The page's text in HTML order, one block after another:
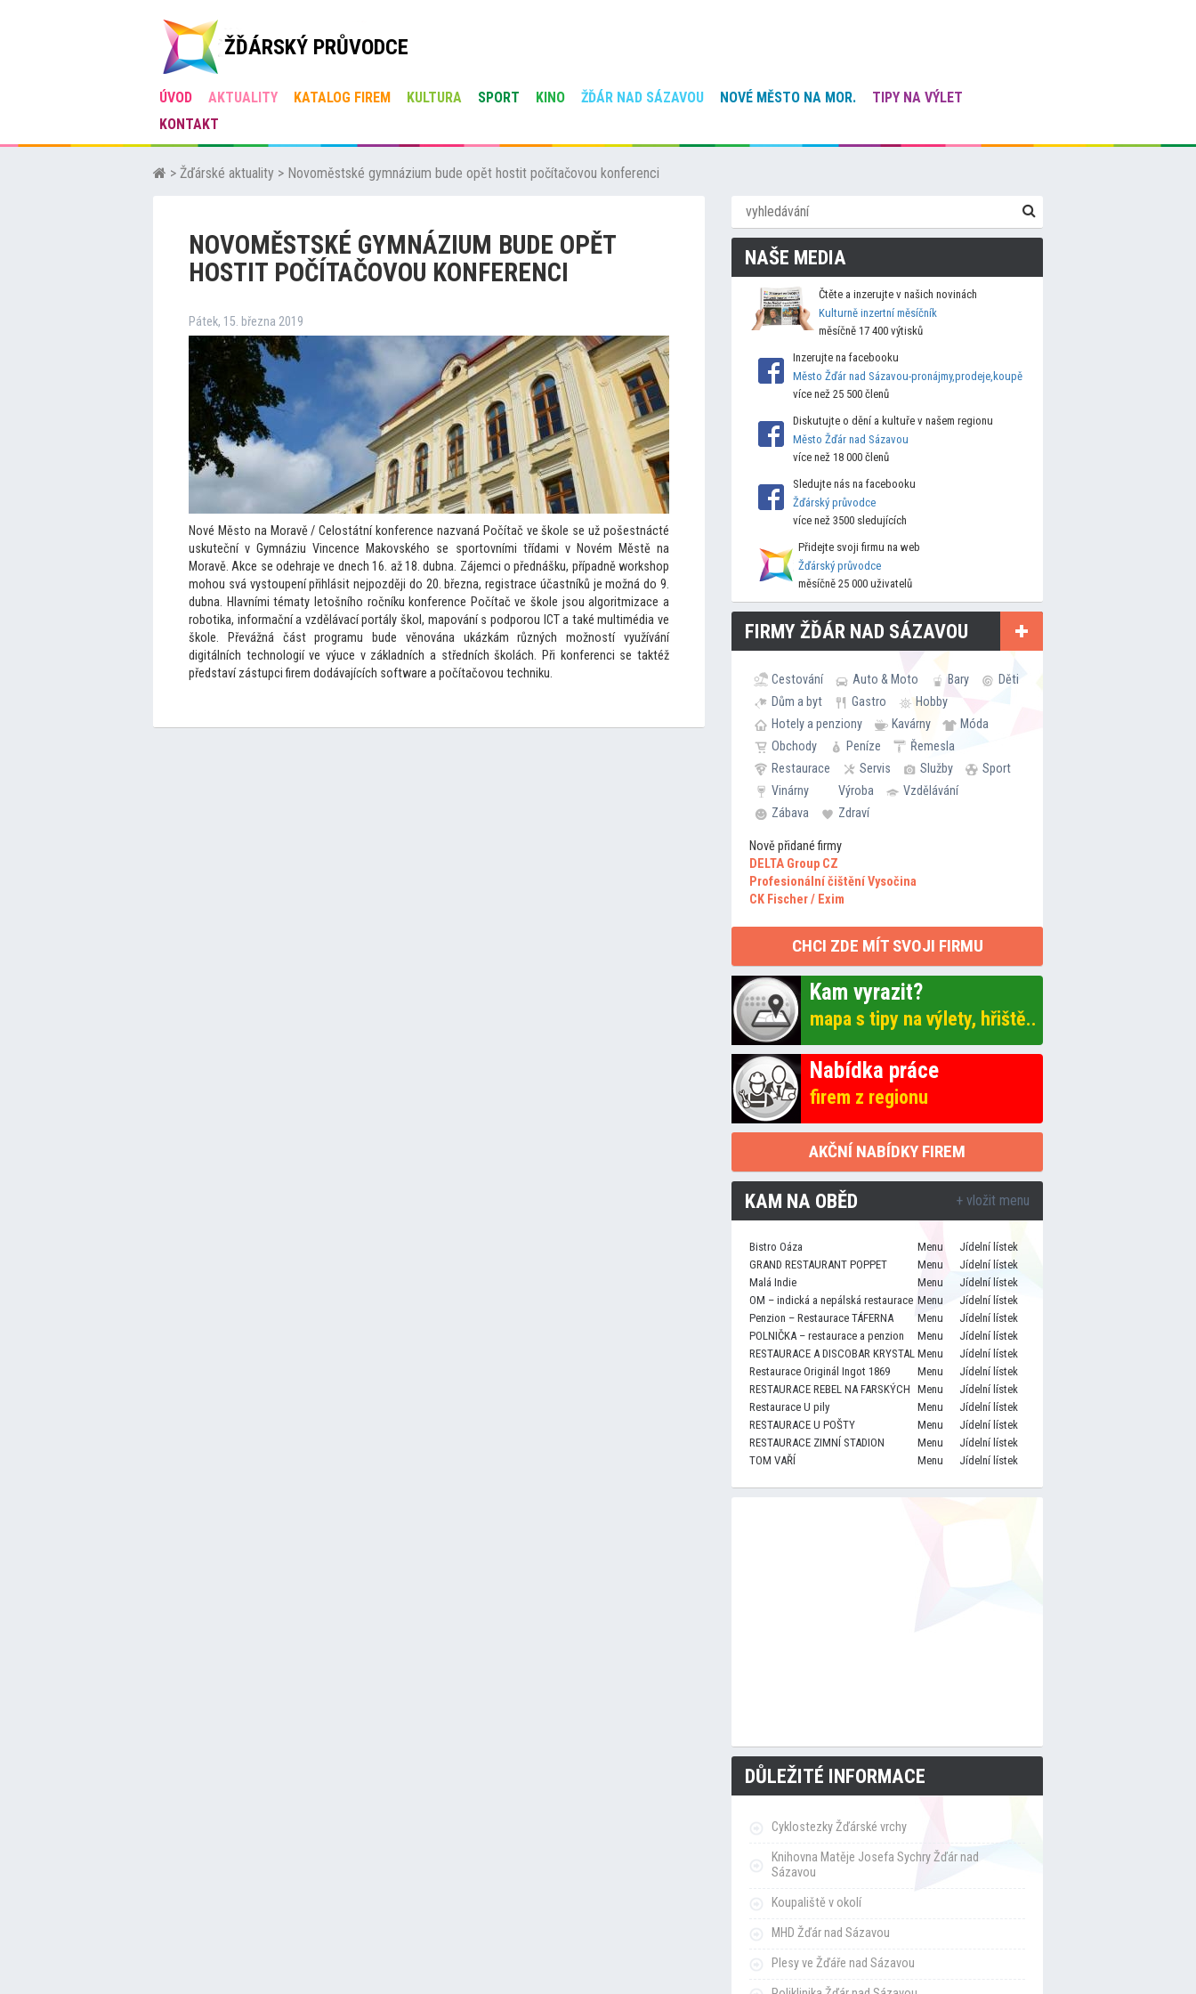
ŽĎÁRSKÝ PRŮVODCE
ÚVOD AKTUALITY KATALOG FIREM KULTURA SPORT KINO ŽĎÁR NAD SÁZAVOU NOVÉ MĚSTO NA MOR.
TIPY NA VÝLET
KONTAKT
> Žďárské aktuality > Novoměstské gymnázium bude opět hostit počítačovou konferenci
NOVOMĚSTSKÉ GYMNÁZIUM BUDE OPĚT
HOSTIT POČÍTAČOVOU KONFERENCI
Pátek, 15. března 2019
Nové Město na Moravě / Celostátní konference nazvaná Počítač ve škole se už pošestnácté
uskuteční v Gymnáziu Vincence Makovského se sportovními třídami v Novém Městě na
Moravě. Akce se odehraje ve dnech 16. až 18. dubna. Zájemci o přednášku, případně workshop
mohou svá vystoupení přihlásit nejpozději do 20. března, registrace účastníků je možná do 9.
dubna. Hlavními tématy letošního ročníku konference Počítač ve škole jsou algoritmizace a
robotika, informační a vzdělávací portály škol, mapování s podporou ICT a také multimédia ve
škole. Převážná část programu bude věnována ukázkám různých možností využívání
digitálních technologií ve výuce v základních a středních školách. Při konferenci se taktéž
představí zástupci firem dodávajících software a počítačovou techniku.
NAŠE MEDIA
Čtěte a inzerujte v našich novinách
Kulturně inzertní měsíčník
měsíčně 17 400 výtisků
Inzerujte na facebooku
Město Žďár nad Sázavou-pronájmy,prodeje,koupě
více než 25 500 členů
Diskutujte o dění a kultuře v našem regionu
Město Žďár nad Sázavou
více než 18 000 členů
Sledujte nás na facebooku
Žďárský průvodce
více než 3500 sledujících
Přidejte svoji firmu na web
Žďárský průvodce
měsíčně 25 000 uživatelů
FIRMY ŽĎÁR NAD SÁZAVOU
Cestování Auto & Moto Bary
Děti
Dům a byt
Gastro
Hobby
Hotely a penziony
Kavárny
Móda
Obchody
Peníze
Řemesla
Restaurace
Servis Služby
Sport
Vinárny
Výroba
Vzdělávání
Zábava
Zdraví
Nově přidané firmy
DELTA Group CZ
Profesionální čištění Vysočina
CK Fischer / Exim
CHCI ZDE MÍT SVOJI FIRMU
Kam vyrazit?
mapa s tipy na výlety, hřiště..
Nabídka práce
firem z regionu
AKČNÍ NABÍDKY FIREM
KAM NA OBĚD + vložit menu
Bistro Oáza Menu
Jídelní lístek
GRAND RESTAURANT POPPET
Menu
Jídelní lístek
Malá Indie
Menu
Jídelní lístek
OM – indická a nepálská restaurace Menu
Jídelní lístek
Penzion – Restaurace TÁFERNA
Menu
Jídelní lístek
POLNIČKA – restaurace a penzion
Menu
Jídelní lístek
RESTAURACE A DISCOBAR KRYSTAL Menu
Jídelní lístek
Restaurace Originál Ingot 1869
Menu
Jídelní lístek
RESTAURACE REBEL NA FARSKÝCH Menu
Jídelní lístek
Restaurace U pily
Menu
Jídelní lístek
RESTAURACE U POŠTY
Menu
Jídelní lístek
RESTAURACE ZIMNÍ STADION
Menu
Jídelní lístek
TOM VAŘÍ
Menu Jídelní lístek
DŮLEŽITÉ INFORMACE
Cyklostezky Žďárské vrchy
Knihovna Matěje Josefa Sychry Žďár nad
Sázavou
Koupaliště v okolí
MHD Žďár nad Sázavou
Plesy ve Žďáře nad Sázavou